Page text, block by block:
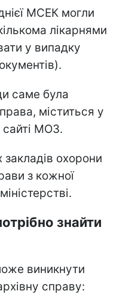
МСЕК могли
лікарнями
у випадку
саме була
міститься у
сайті МОЗ.
закладів охорони
з кожної
знайти
виникнути
справу: